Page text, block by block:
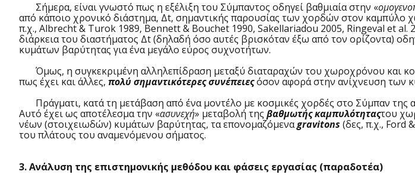
Σήμερα, είναι γνωστό πως η εξέλιξη του Σύμπαντος οδηγεί βαθμιαία στην «
από κάποιο χρονικό διάστημα, Δt, σημαντικής παρουσίας των χορδών στον καμπύλο
π.χ., Albrecht & Turok 1989, Bennett & Bouchet 1990, Sakellariadou 2005, Ringeval et
διάρκεια του διαστήματος Δt (δηλαδή όσο αυτές βρισκόταν έξω από τον ορίζοντα)
κυμάτων βαρύτητας για ένα μεγάλο εύρος συχνοτήτων.
Όμως, η συγκεκριμένη αλληλεπίδραση μεταξύ διαταραχών του χωροχρόνου και
πως έχει και άλλες, πολύ σημαντικότερες συνέπειεςόσον αφορά στην ανίχνευση των
Πράγματι, κατά τη μετάβαση από ένα μοντέλο με κοσμικές χορδές στο Σύμπαν της
Αυτό έχει ως αποτέλεσμα την «ασυνεχή» μεταβολή της βαθμωτής καμπυλότηταςτου
νέων (στοιχειωδών) κυμάτων βαρύτητας, τα επονομαζόμεναgravitons (δες, π.χ., Ford
του πλάτους του αναμενόμενου σήματος.
3. Ανάλυση της επιστημονικής μεθόδου και φάσεις εργασίας (παραδοτέα)